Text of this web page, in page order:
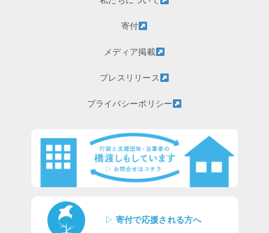
寄付
メディア掲載
プレスリリース
プライバシーポリシー
▷ 寄付で応援される方へ